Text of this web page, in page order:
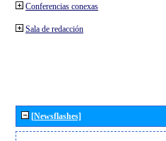
Conferencias conexas
Sala de redacción
[Newsflashes]